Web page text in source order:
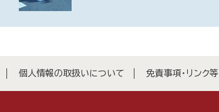
個人情報の取扱いについて 免責事項・リンク等